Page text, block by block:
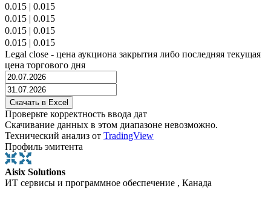
0.015 | 0.015
0.015 | 0.015
0.015 | 0.015
0.015 | 0.015
Legal close - цена аукциона закрытия либо последняя текущая
цена торгового дня
Проверьте корректность ввода дат
Скачивание данных в этом диапазоне невозможно.
Технический анализ от TradingView
Профиль эмитента
Aisix Solutions
ИТ сервисы и программное обеспечение , Канада